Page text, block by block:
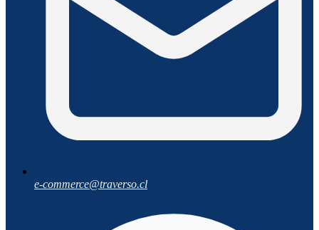
e-commerce@traverso.cl